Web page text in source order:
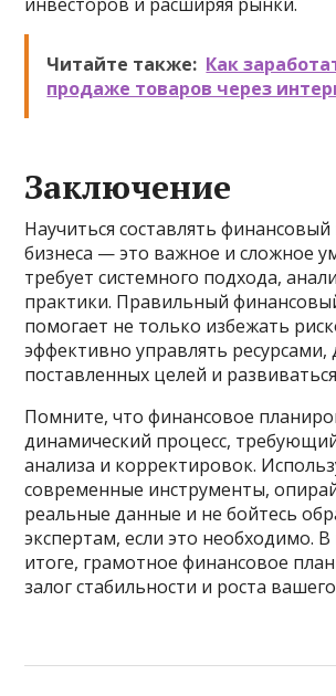
Читайте также: Как
продаже товаров через
Заключение
Научиться составлять финансовый
бизнеса — это важное и сложное
требует системного подхода,
практики. Правильный
помогает не только избежать
эффективно управлять ресурсами,
поставленных целей и
Помните, что финансовое
динамический процесс,
анализа и корректировок.
современные инструменты,
реальные данные и не бойтесь
экспертам, если это необходимо.
итоге, грамотное финансовое
залог стабильности и роста